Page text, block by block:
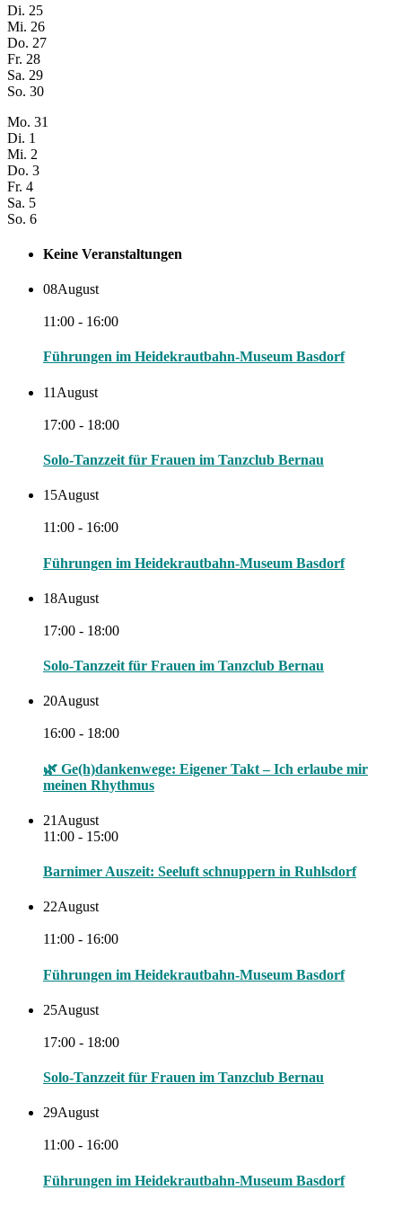
Di. 25
Mi. 26
Do. 27
Fr. 28
Sa. 29
So. 30
Mo. 31
Di. 1
Mi. 2
Do. 3
Fr. 4
Sa. 5
So. 6
Keine Veranstaltungen
08August
11:00 - 16:00
Führungen im Heidekrautbahn-Museum Basdorf
11 August
17:00 - 18:00
Solo-Tanzzeit für Frauen im Tanzclub Bernau
15August
11:00 - 16:00
Führungen im Heidekrautbahn-Museum Basdorf
18August
17:00 - 18:00
Solo-Tanzzeit für Frauen im Tanzclub Bernau
20August
16:00 - 18:00
🌿 Ge(h)dankenwege: Eigener Takt – Ich erlaube mir
meinen Rhythmus
21 August
11:00 - 15:00
Barnimer Auszeit: Seeluft schnuppern in Ruhlsdorf
22August
11:00 - 16:00
Führungen im Heidekrautbahn-Museum Basdorf
25August
17:00 - 18:00
Solo-Tanzzeit für Frauen im Tanzclub Bernau
29August
11:00 - 16:00
Führungen im Heidekrautbahn-Museum Basdorf